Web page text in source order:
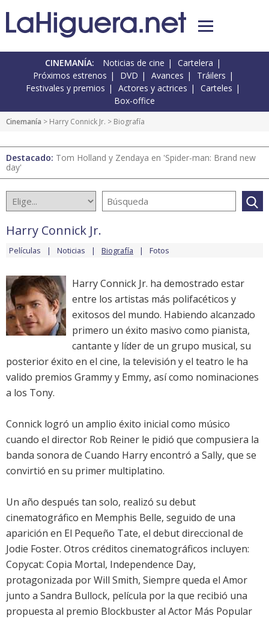
CINEMANÍA: Noticias de cine
Cartelera
Próximos estrenos
DVD Avances
Tráilers
Festivales y premios
Actores y actrices
Carteles
Box-office
Cinemanía > Harry Connick Jr. > Biografía
Destacado: Tom Holland y Zendaya en 'Spider-man: Brand new
day'
Harry Connick Jr.
Películas Noticias Biografía Fotos
Harry Connick Jr. ha demostrado estar
entre los artistas más polifacéticos y
exitosos del mundo. Habiendo alcanzado
primero un éxito masivo como pianista,
cantante y líder de un grupo musical, su
posterior éxito en el cine, la televisión y el teatro le ha
valido premios Grammy y Emmy, así como nominaciones
a los Tony.
Connick logró un amplio éxito inicial como músico
cuando el director Rob Reiner le pidió que compusiera la
banda sonora de Cuando Harry encontró a Sally, que se
convirtió en su primer multiplatino.
Un año después tan solo, realizó su debut
cinematográfico en Memphis Belle, seguido de una
aparición en El Pequeño Tate, el debut direccional de
Jodie Foster. Otros créditos cinematográficos incluyen:
Copycat: Copia Mortal, Independence Day,
protagonizada por Will Smith, Siempre queda el Amor
junto a Sandra Bullock, película por la que recibió una
propuesta al premio Blockbuster al Actor Más Popular